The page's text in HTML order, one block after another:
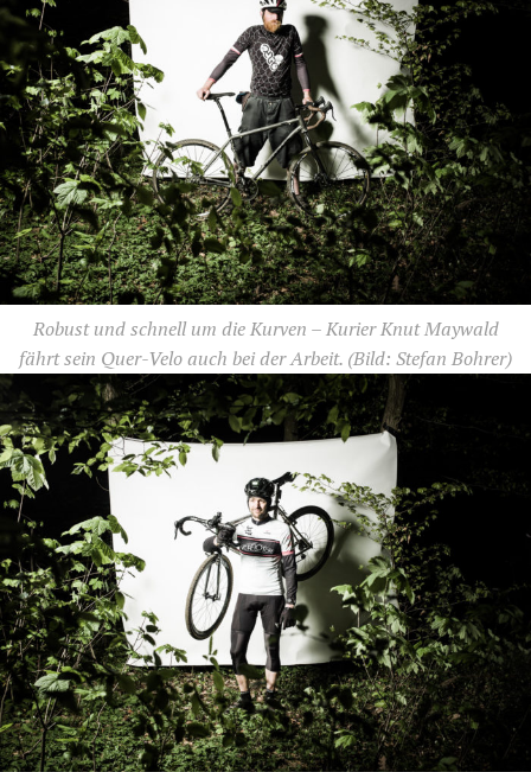
Robust und schnell um die Kurven – Kurier Knut Maywald
fährt sein Quer-Velo auch bei der Arbeit. (Bild: Stefan Bohrer)